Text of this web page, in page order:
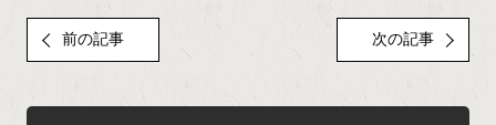
前の記事 次の記事